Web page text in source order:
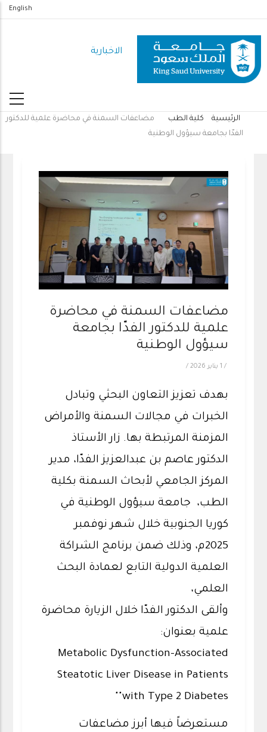
المحتوى
الرئيسي
English
الاخبارية
مسار
الرئيسية كلية الطب
مضاعفات السمنة في محاضرة علمية للدكتور
الفدّا بجامعة سيؤول الوطنية
مضاعفات السمنة في محاضرة
علمية للدكتور الفدّا بجامعة
سيؤول الوطنية
/ 1 يناير 2026 /
بهدف تعزيز التعاون البحثي وتبادل
الخبرات في مجالات السمنة والأمراض
المزمنة المرتبطة بها. زار الأستاذ
الدكتور عاصم بن عبدالعزيز الفدّا، مدير
المركز الجامعي لأبحاث السمنة بكلية
الطب، جامعة سيؤول الوطنية في
كوريا الجنوبية خلال شهر نوفمبر
2025م، وذلك ضمن برنامج الشراكة
العلمية الدولية التابع لعمادة البحث
العلمي،
وألقى الدكتور الفدّا خلال الزيارة محاضرة
علمية بعنوان:
Metabolic Dysfunction-Associated
Steatotic Liver Disease in Patients
with Type 2 Diabetes""
مستعرضاً فيها أبرز مضاعفات